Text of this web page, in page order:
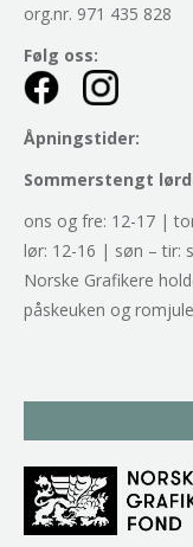
org.nr. 971 435 828
Følg oss:
Åpningstider:
Sommerstengt
ons og fre: 12-17 |
lør: 12-16 | søn – tir:
Norske Grafikere
påskeuken og